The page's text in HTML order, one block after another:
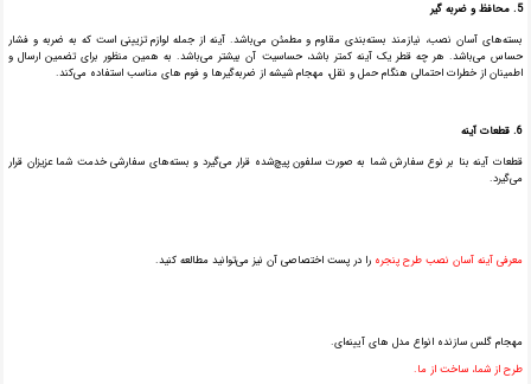
5. محافظ و ضربه گیر
بسته‌های آسان نصب، نیازمند بسته‌بندی مقاوم و مطمئن می‌باشد. آینه از جمله لوازم تزیینی است که به ضربه و فشار
حساس می‌باشد. هر چه قطر یک آینه کمتر باشد، حساسیت آن بیشتر می‌باشد. به همین منظور برای تضمین ارسال و
اطمینان از خطرات احتمالی هنگام حمل و نقل، مهجام شیشه از ضربه‌گیرها و فوم های مناسب استفاده می‌کند.
6. قطعات آینه
قطعات آینه بنا بر نوع سفارش شما به صورت سلفون پیچ‌شده قرار می‌گیرد و بسته‌های سفارشی خدمت شما عزیزان قرار
می‌گیرد.
معرفی آینه آسان نصب طرح پنجره را در پست اختصاصی آن نیز می‌توانید مطالعه کنید.
مهجام گلس سازنده انواع مدل های آیینه‌ای.
طرح از شما، ساخت از ما.